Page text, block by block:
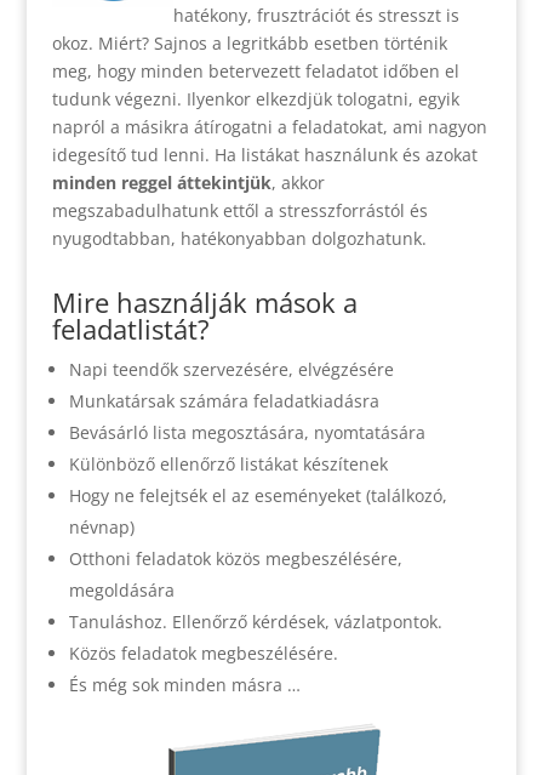
hatékony, frusztrációt és stresszt is
okoz. Miért? Sajnos a legritkább esetben történik
meg, hogy minden betervezett feladatot időben el
tudunk végezni. Ilyenkor elkezdjük tologatni, egyik
napról a másikra átírogatni a feladatokat, ami nagyon
idegesítő tud lenni. Ha listákat használunk és azokat
minden reggel áttekintjük, akkor
megszabadulhatunk ettől a stresszforrástól és
nyugodtabban, hatékonyabban dolgozhatunk.
Mire használják mások a
feladatlistát?
Napi teendők szervezésére, elvégzésére
Munkatársak számára feladatkiadásra
Bevásárló lista megosztására, nyomtatására
Különböző ellenőrző listákat készítenek
Hogy ne felejtsék el az eseményeket (találkozó,
névnap)
Otthoni feladatok közös megbeszélésére,
megoldására
Tanuláshoz. Ellenőrző kérdések, vázlatpontok.
Közös feladatok megbeszélésére.
És még sok minden másra …